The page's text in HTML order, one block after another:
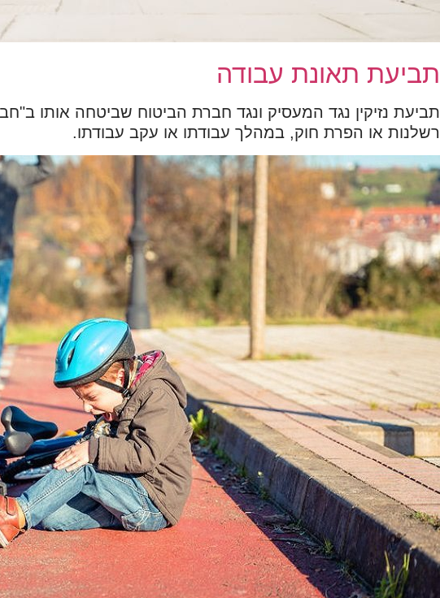
תביעת תאונת עבודה
תביעת נזיקין נגד המעסיק ונגד חברת הביטוח שביטחה אותו
רשלנות או הפרת חוק, במהלך עבודתו או עקב עבודתו.